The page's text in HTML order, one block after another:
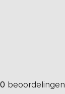
0 beoordelingen